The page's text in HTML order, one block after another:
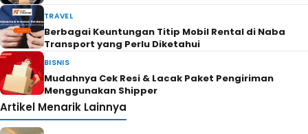
TRAVEL
Berbagai Keuntungan Titip Mobil Rental di Naba
Transport yang Perlu Diketahui
BISNIS
Mudahnya Cek Resi & Lacak Paket Pengiriman
Menggunakan Shipper
Artikel Menarik Lainnya